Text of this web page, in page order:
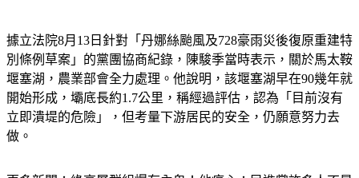
據立法院8月13日針對「丹娜絲颱風及728豪雨災後復原重建特
別條例草案」的黨團協商紀錄，陳駿季當時表示，關於馬太鞍
堰塞湖，農業部會全力處理。他說明，該堰塞湖早在90幾年就
開始形成，壩底長約1.7公里，稱經過評估，認為「目前沒有
立即潰堤的危險」，但考量下游居民的安全，仍願意努力去
做。